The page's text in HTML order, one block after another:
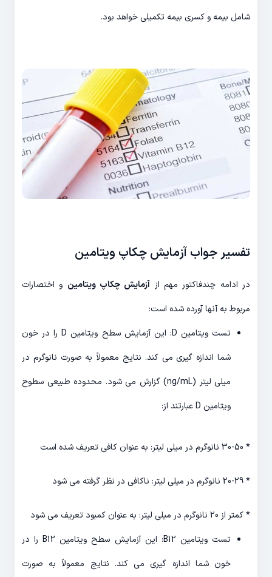
شامل بیمه و کسری بیمه تکمیلی خواهد بود.
تفسیر جواب آزمایش چکاپ ویتامین
در ادامه چندفاکتور مهم از آزمایش چکاپ ویتامین و اختصارات
مربوط به آنها آورده شده است:
تست ویتامین D: این آزمایش سطح ویتامین D را در خون
شما اندازه گیری می کند. نتایج معمولاً به صورت نانوگرم در
میلی لیتر (ng/mL) گزارش می شود. محدوده طبیعی سطوح
ویتامین D عبارتند از:
* 30-50 نانوگرم در میلی لیتر: به عنوان کافی تعریف شده است
* 20-29 نانوگرم در میلی لیتر: ناکافی در نظر گرفته می شود
* کمتر از 20 نانوگرم در میلی لیتر: به عنوان کمبود تعریف می شود
تست ویتامین B12: این آزمایش سطح ویتامین B12 را در
خون شما اندازه گیری می کند. نتایج معمولاً به صورت